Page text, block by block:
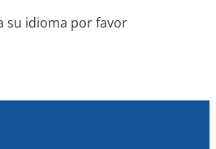
su idioma por favor